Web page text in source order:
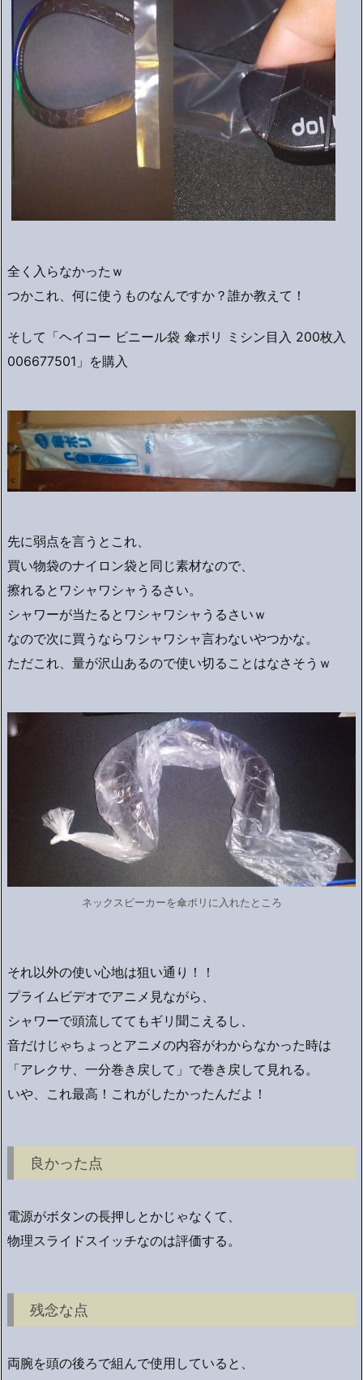
全く入らなかったｗ
つかこれ、何に使うものなんですか？誰か教えて！
そして「ヘイコー ビニール袋 傘ポリ ミシン目入 200枚入
006677501」を購入
先に弱点を言うとこれ、
買い物袋のナイロン袋と同じ素材なので、
擦れるとワシャワシャうるさい。
シャワーが当たるとワシャワシャうるさいｗ
なので次に買うならワシャワシャ言わないやつかな。
ただこれ、量が沢山あるので使い切ることはなさそうｗ
ネックスピーカーを傘ポリに入れたところ
それ以外の使い心地は狙い通り！！
プライムビデオでアニメ見ながら、
シャワーで頭流しててもギリ聞こえるし、
音だけじゃちょっとアニメの内容がわからなかった時は
「アレクサ、一分巻き戻して」で巻き戻して見れる。
いや、これ最高！これがしたかったんだよ！
良かった点
電源がボタンの長押しとかじゃなくて、
物理スライドスイッチなのは評価する。
残念な点
両腕を頭の後ろで組んで使用していると、